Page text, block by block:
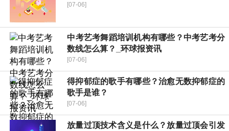
[07-06]
​中考艺考舞蹈培训机构有哪些？中考艺考分
数线怎么算？_环球报资讯
[07-06]
得抑郁症的歌手有哪些？治愈无数抑郁症的
歌手是谁？
[07-06]
放量过顶技术含义是什么？放量过顶会引发